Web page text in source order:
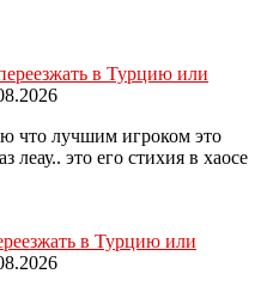
в Турцию или
что лучшим игроком это
леау.. это его стихия в хаосе
в Турцию или